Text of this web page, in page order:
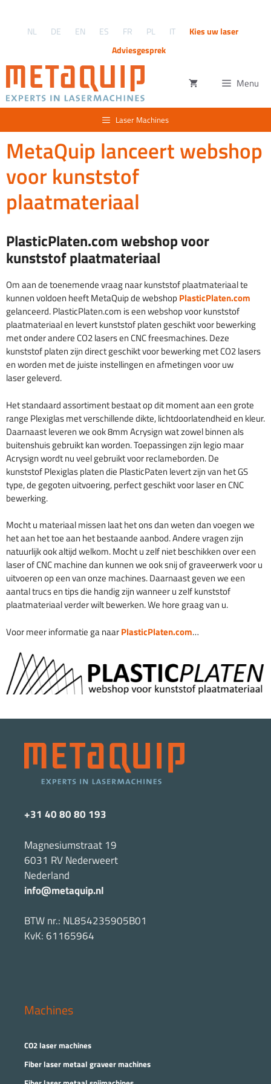
NL DE EN ES FR PL IT
Kies uw laser
Adviesgesprek
Menu
Laser Machines
MetaQuip lanceert webshop
voor kunststof
plaatmateriaal
PlasticPlaten.com webshop voor
kunststof plaatmateriaal
Om aan de toenemende vraag naar kunststof plaatmateriaal te
kunnen voldoen heeft MetaQuip de webshopPlasticPlaten.com
gelanceerd. PlasticPlaten.com is een webshop voor kunststof
plaatmateriaal en levert kunststof platen geschikt voor bewerking
met onder andere CO2 lasers en CNC freesmachines. Deze
kunststof platen zijn direct geschikt voor bewerking met CO2 lasers
en worden met de juiste instellingen en afmetingen voor uw
laser geleverd.
Het standaard assortiment bestaat op dit moment aan een grote
range Plexiglas met verschillende dikte, lichtdoorlatendheid en kleur.
Daarnaast leveren we ook 8mm Acrysign wat zowel binnen als
buitenshuis gebruikt kan worden. Toepassingen zijn legio maar
Acrysign wordt nu veel gebruikt voor reclameborden. De
kunststof Plexiglas platen die PlasticPaten levert zijn van het GS
type, de gegoten uitvoering, perfect geschikt voor laser en CNC
bewerking.
Mocht u materiaal missen laat het ons dan weten dan voegen we
het aan het toe aan het bestaande aanbod. Andere vragen zijn
natuurlijk ook altijd welkom. Mocht u zelf niet beschikken over een
laser of CNC machine dan kunnen we ook snij of graveerwerk voor u
uitvoeren op een van onze machines. Daarnaast geven we een
aantal trucs en tips die handig zijn wanneer u zelf kunststof
plaatmateriaal verder wilt bewerken. We hore graag van u.
Voor meer informatie ga naarPlasticPlaten.com…
+31 40 80 80 193
Magnesiumstraat 19
6031 RV Nederweert
Nederland
info@metaquip.nl
BTW nr.: NL854235905B01
KvK: 61165964
Machines
CO2 laser machines
Fiber laser metaal graveer machines